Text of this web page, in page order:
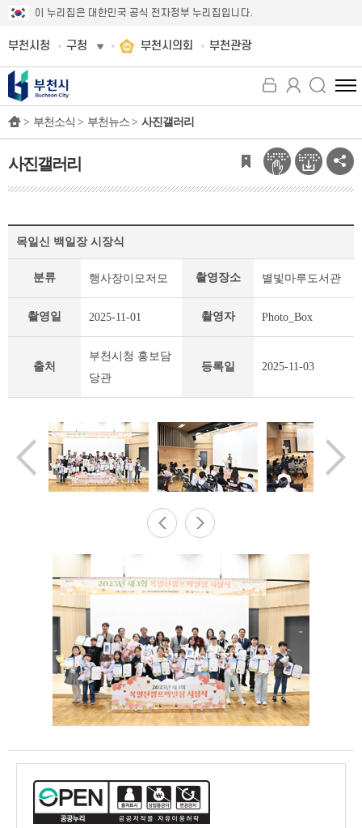
이 누리집은 대한민국 공식 전자정부 누리집입니다.
부천시청 구청 부천시의회 부천관광
전
체
뉴
보
기
> 부천소식 > 부천뉴스 > 사진갤러리
사진갤러리
진
리
목일신 백일장 시장식
분류 행사장이모저모 촬영장소 별빛마루도서관
촬영일 2025-11-01 촬영자 Photo_Box
출처
부천시청 홍보담
당관
등록일 2025-11-03